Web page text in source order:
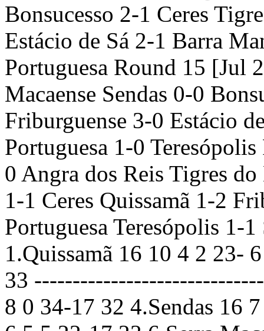
Bonsucesso 2-1 Ceres
Estácio de Sá 2-1 Barra
Portuguesa Round 15 [Jul
Macaense Sendas 0-0
Friburguense 3-0 Estácio
Portuguesa 1-0
0 Angra dos Reis Tigres
1-1 Ceres Quissamã 1-2
Portuguesa Teresópolis 1-1
1.Quissamã 16 10 4 2 23-
33
8 0 34-17 32 4.Sendas 16